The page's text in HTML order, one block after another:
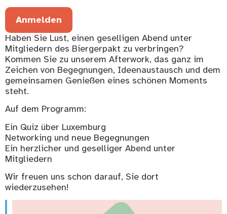
Anmelden
Haben Sie Lust, einen geselligen Abend unter
Mitgliedern des Biergerpakt zu verbringen?
Kommen Sie zu unserem Afterwork, das ganz im
Zeichen von Begegnungen, Ideenaustausch und dem
gemeinsamen Genießen eines schönen Moments
steht.
Auf dem Programm:
Ein Quiz über Luxemburg
Networking und neue Begegnungen
Ein herzlicher und geselliger Abend unter
Mitgliedern
Wir freuen uns schon darauf, Sie dort
wiederzusehen!